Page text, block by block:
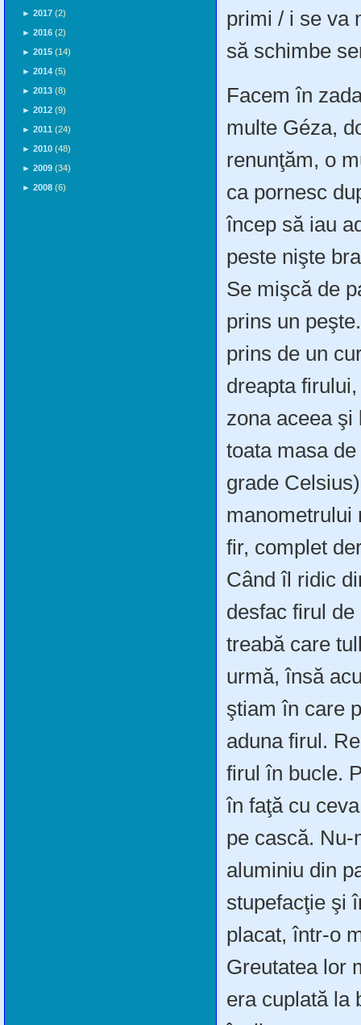
► 2017 (2)
► 2016 (2)
► 2015 (14)
► 2014 (5)
► 2013 (8)
► 2012 (9)
► 2011 (24)
► 2010 (48)
► 2009 (34)
► 2008 (6)
primi / i se va
să schimbe
Facem în
multe Géza,
renunţăm, o
ca pornesc
încep să iau
peste nişte
Se mişcă de
prins un
prins de un
dreapta
zona aceea
toata masa
grade
manometrului
fir, complet
Când îl ridic
desfac firul
treabă care
urmă, însă
ştiam în care
aduna firul.
firul în bucle.
în faţă cu
pe cască.
aluminiu din
stupefacţie şi
placat, într-o
Greutatea lor
era cuplată la